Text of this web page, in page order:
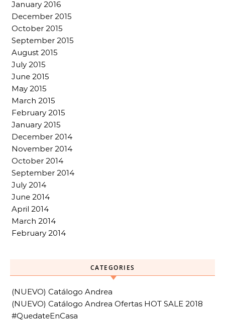
January 2016
December 2015
October 2015
September 2015
August 2015
July 2015
June 2015
May 2015
March 2015
February 2015
January 2015
December 2014
November 2014
October 2014
September 2014
July 2014
June 2014
April 2014
March 2014
February 2014
CATEGORIES
(NUEVO) Catálogo Andrea
(NUEVO) Catálogo Andrea Ofertas HOT SALE 2018
#QuedateEnCasa